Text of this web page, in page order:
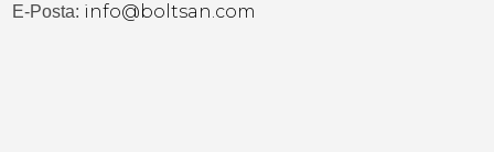
E-Posta: info@boltsan.com